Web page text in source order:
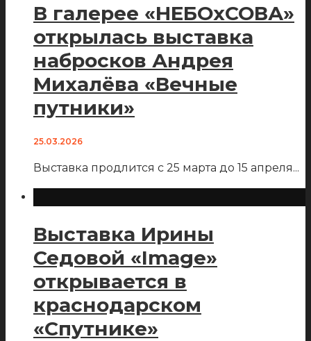
В галерее «НЕБОхСОВА»
открылась выставка
набросков Андрея
Михалёва «Вечные
путники»
25.03.2026
Выставка продлится с 25 марта до 15 апреля...
Выставка Ирины
Седовой «Image»
открывается в
краснодарском
«Спутнике»